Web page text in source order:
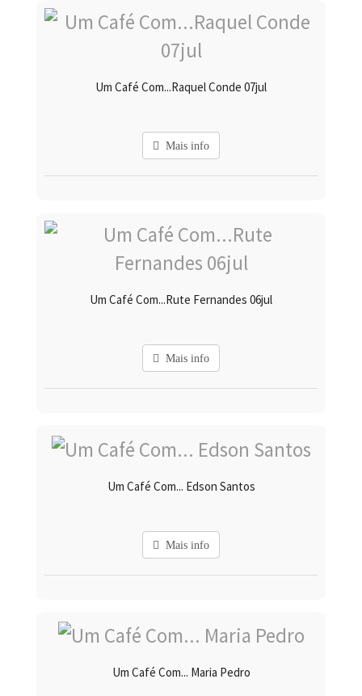
Um Café Com...Raquel Conde 07jul
Mais info
Um Café Com...Rute Fernandes 06jul
Mais info
Um Café Com... Edson Santos
Mais info
Um Café Com... Maria Pedro